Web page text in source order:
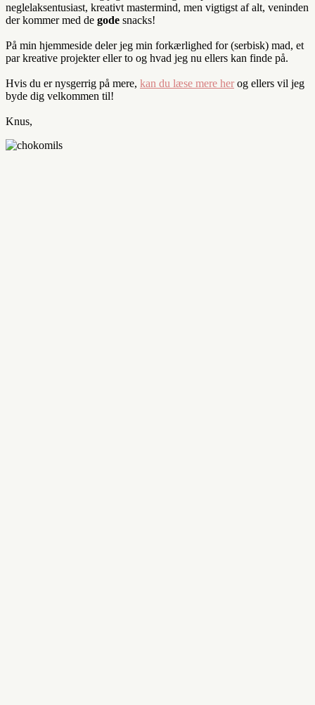
neglelaksentusiast, kreativt mastermind, men vigtigst af alt, veninden
der kommer med de gode snacks!
På min hjemmeside deler jeg min forkærlighed for (serbisk) mad, et
par kreative projekter eller to og hvad jeg nu ellers kan finde på.
Hvis du er nysgerrig på mere, kan du læse mere her og ellers vil jeg
byde dig velkommen til!
Knus,